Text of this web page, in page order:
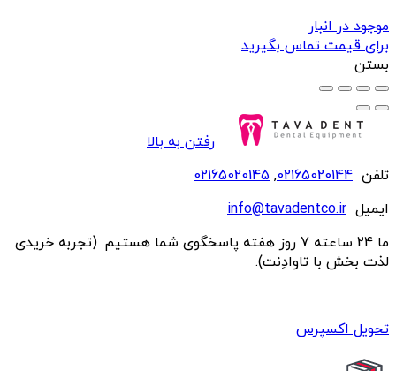
موجود در انبار
برای قیمت تماس بگیرید
بستن
رفتن به بالا
تلفن 02165020144
,
02165020145
ایمیل info@tavadentco.ir
ما 24 ساعته 7 روز هفته پاسخگوی شما هستیم. (تجربه خریدی
لذت بخش با تاوادِنت).
تحویل اکسپرس